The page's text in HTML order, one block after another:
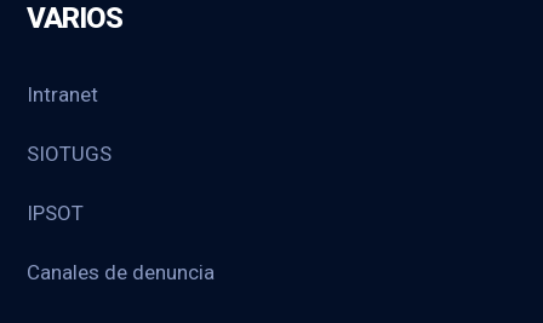
VARIOS
Intranet
SIOTUGS
IPSOT
Canales de denuncia